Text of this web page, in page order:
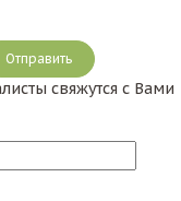
свяжутся с Вами